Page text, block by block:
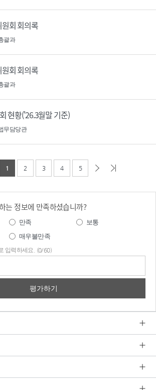
회 회의록
괄과
회 회의록
괄과
현황('26.3월말 기준)
무담당관
1 2 3 4 5
는 정보에 만족하셨습니까?
만족
보통
매우불만족
입력하세요. (0/60)